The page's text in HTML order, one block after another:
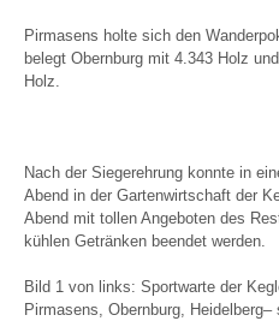
Pirmasens holte sich den
belegt Obernburg mit 4.343 Holz
Holz.
Nach der Siegerehrung konnte in
Abend in der Gartenwirtschaft der
Abend mit tollen Angeboten des
kühlen Getränken beendet werden.
Bild 1 von links: Sportwarte der
Pirmasens, Obernburg,